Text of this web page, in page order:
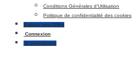
Conditions Générales d’Utilisation
Politique de confidentialité des cookies
Publier une Offre
Connexion
S’enregistrer